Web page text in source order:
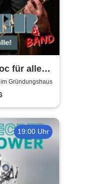
für alle
Gründungshaus
19:00 Uhr